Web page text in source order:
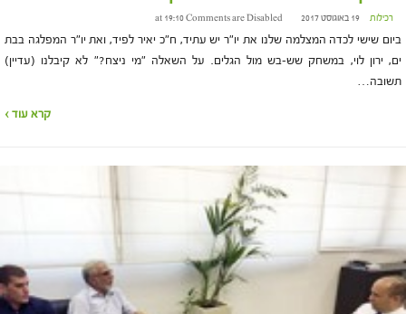
רכילות 19 באוגוסט 2017 at 19:10 Comments are Disabled
ביום שישי לכדה המצלמה שלנו את יו"ר יש עתיד, ח"כ יאיר לפיד, ואת יו"ר המפלגה בבת
ים, ירון לוי, במשחק שש-בש מול הגלים. על השאלה "מי ניצח?" לא קיבלנו (עדיין)
תשובה…
קרא עוד ›